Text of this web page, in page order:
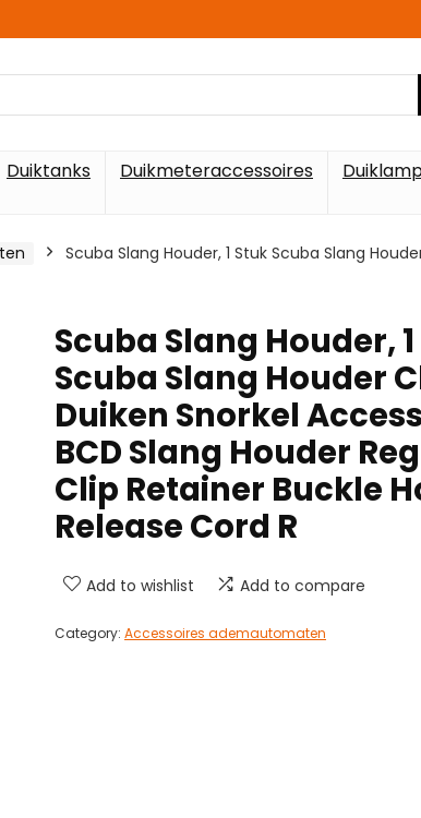
Duiktanks Duikmeteraccessoires
Scuba Slang Houder, 1 Stuk Scuba Slang
Scuba Slang Houder,
Scuba Slang Houder
Duiken Snorkel
BCD Slang Houder
Clip Retainer Buckle
Release Cord R
Add to wishlist Add to compare
Category: Accessoires ademautomaten